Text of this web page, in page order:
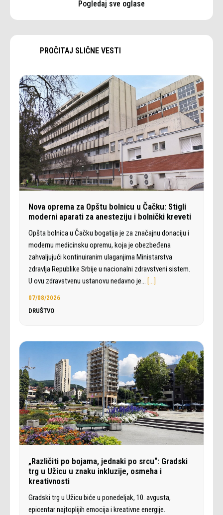
Pogledaj sve oglase
PROČITAJ SLIČNE VESTI
Nova oprema za Opštu bolnicu u Čačku: Stigli
moderni aparati za anesteziju i bolnički kreveti
Opšta bolnica u Čačku bogatija je za značajnu donaciju i
modernu medicinsku opremu, koja je obezbeđena
zahvaljujući kontinuiranim ulaganjima Ministarstva
zdravlja Republike Srbije u nacionalni zdravstveni sistem.
U ovu zdravstvenu ustanovu nedavno je… […]
07/08/2026
DRUŠTVO
„Različiti po bojama, jednaki po srcu“: Gradski
trg u Užicu u znaku inkluzije, osmeha i
kreativnosti
Gradski trg u Užicu biće u ponedeljak, 10. avgusta,
epicentar najtoplijih emocija i kreativne energije.